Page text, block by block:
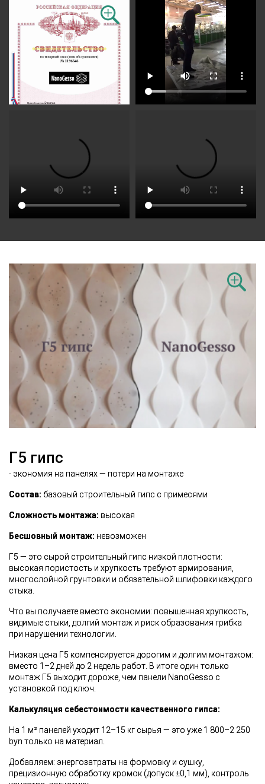
Г5 гипс
- экономия на панелях — потери на монтаже
Состав: базовый строительный гипс с примесями
Сложность монтажа: высокая
Бесшовный монтаж: невозможен
Г5 — это сырой строительный гипс низкой плотности:
высокая пористость и хрупкость требуют армирования,
многослойной грунтовки и обязательной шлифовки каждого
стыка.
Что вы получаете вместо экономии: повышенная хрупкость,
видимые стыки, долгий монтаж и риск образования грибка
при нарушении технологии.
Низкая цена Г5 компенсируется дорогим и долгим монтажом:
вместо 1–2 дней до 2 недель работ. В итоге один только
монтаж Г5 выходит дороже, чем панели NanoGesso с
установкой под ключ.
Калькуляция себестоимости качественного гипса:
На 1 м² панелей уходит 12–15 кг сырья — это уже 1 800–2 250
byn только на материал.
Добавляем: энергозатраты на формовку и сушку,
прецизионную обработку кромок (допуск ±0,1 мм), контроль